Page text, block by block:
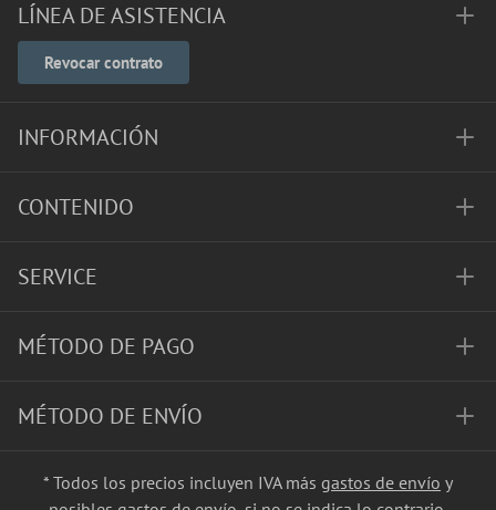
LÍNEA DE ASISTENCIA
Revocar contrato
INFORMACIÓN
CONTENIDO
SERVICE
MÉTODO DE PAGO
MÉTODO DE ENVÍO
* Todos los precios incluyen IVA más gastos de envío y